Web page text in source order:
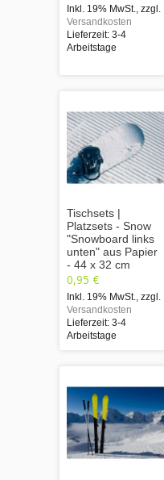
Inkl. 19% MwSt. zzgl.
Versandkosten
Lieferzeit: 3-4
Arbeitstage
Tischsets |
Platzsets - Snow
"Snowboard links
unten" aus Papier
- 44 x 32 cm
0,95 €
Inkl. 19% MwSt. zzgl.
Versandkosten
Lieferzeit: 3-4
Arbeitstage